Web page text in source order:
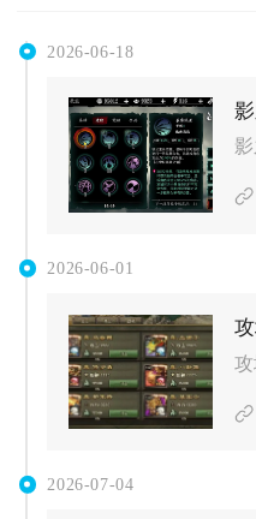
2026-06-18
2026-06-01
2026-07-04